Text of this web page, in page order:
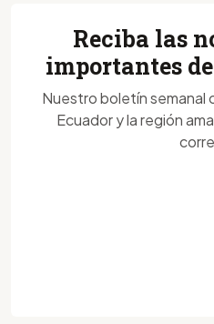
Reciba las
importantes
Nuestro boletín semanal
Ecuador y la región